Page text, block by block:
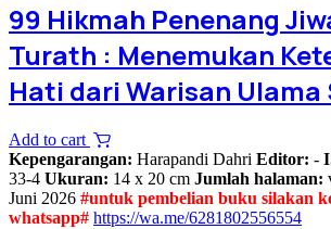
99 Hikmah Penenang
Turath : Menemukan
Hati dari Warisan Ulama
Add to cart
Kepengarangan: Harapandi Dahri Editor: -
33-4 Ukuran: 14 x 20 cm Jumlah halaman:
Juni 2026 #untuk pembelian buku silakan
whatsapp# https://wa.me/6281802556554